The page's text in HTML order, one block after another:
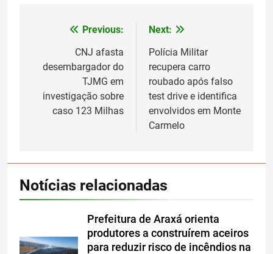
Navegação
Previous:
CNJ afasta
desembargador do
TJMG em
investigação sobre
caso 123 Milhas
Next:
Polícia Militar
recupera carro
roubado após falso
test drive e identifica
envolvidos em Monte
Carmelo
Notícias relacionadas
Prefeitura de Araxá orienta
produtores a construírem aceiros
para reduzir risco de incêndios na